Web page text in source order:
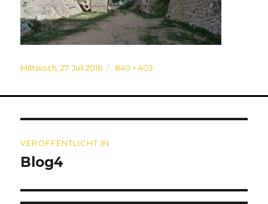
Veröffentlicht
Mittwoch, 27. Juli 2016 Originalgröße
840 × 403
VERÖFFENTLICHT IN
Blog4